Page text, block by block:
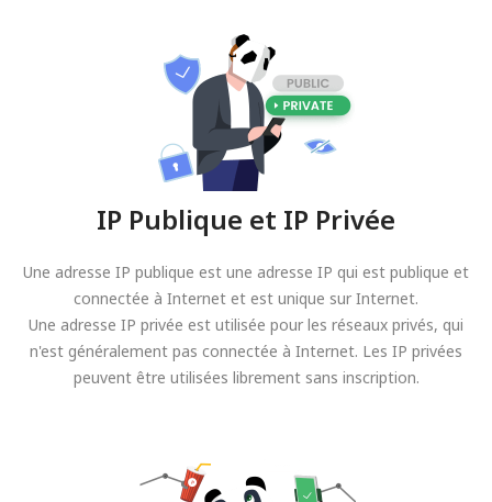
IP Publique et IP Privée
Une adresse IP publique est une adresse IP qui est publique et
connectée à Internet et est unique sur Internet.
Une adresse IP privée est utilisée pour les réseaux privés, qui
n'est généralement pas connectée à Internet. Les IP privées
peuvent être utilisées librement sans inscription.